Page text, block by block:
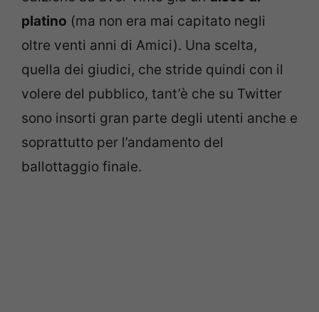
platino (ma non era mai capitato negli
oltre venti anni di Amici). Una scelta,
quella dei giudici, che stride quindi con il
volere del pubblico, tant’è che su Twitter
sono insorti gran parte degli utenti anche e
soprattutto per l’andamento del
ballottaggio finale.